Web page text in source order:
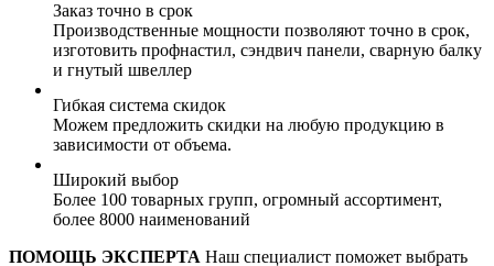
Заказ точно в срок
Производственные мощности позволяют точно в срок,
изготовить профнастил, сэндвич панели, сварную балку
и гнутый швеллер
Гибкая система скидок
Можем предложить скидки на любую продукцию в
зависимости от объема.
Широкий выбор
Более 100 товарных групп, огромный ассортимент,
более 8000 наименований
ПОМОЩЬ ЭКСПЕРТА Наш специалист поможет выбрать